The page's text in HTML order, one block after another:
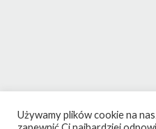
Używamy plików cookie na